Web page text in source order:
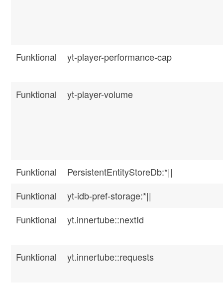
Funktional yt-player-performance-cap
Funktional yt-player-volume
Funktional
PersistentEntityStoreDb:*||
Funktional
yt-idb-pref-storage:*||
Funktional
yt.innertube::nextId
Funktional yt.innertube::requests